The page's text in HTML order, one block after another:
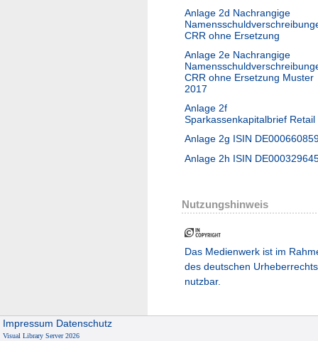
Anlage 2d Nachrangige
CRR ohne Ersetzung
Anlage 2e Nachrangige
CRR ohne Ersetzung Muster
2017
Anlage 2f
Sparkassenkapitalbrief Retail
Anlage 2g ISIN
Anlage 2h ISIN
Nutzungshinweis
Das Medienwerk ist im
des deutschen Urheberrechts
nutzbar.
Impressum Datenschutz
Visual Library Server 2026